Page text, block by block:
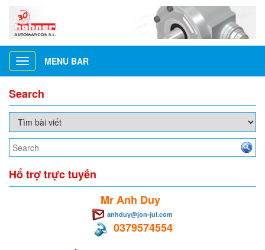
Toggle
navigation
MENU BAR
Search
Hổ trợ trực tuyến
Mr Anh Duy
anhduy@jon-jul.com
0379574554